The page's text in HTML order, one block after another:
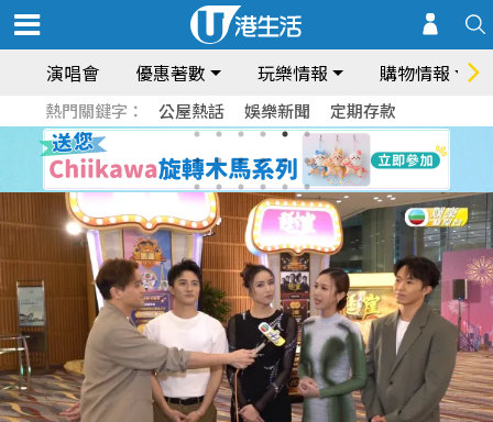
演唱會 優惠著數 玩樂情報 購物情報
熱門關鍵字： 公屋熱話 娛樂新聞 定期存款